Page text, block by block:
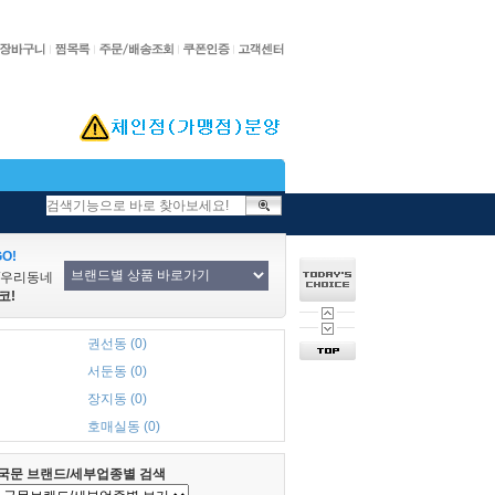
리동네
!
권선동 (0)
서둔동 (0)
장지동 (0)
호매실동 (0)
문 브랜드/세부업종별 검색